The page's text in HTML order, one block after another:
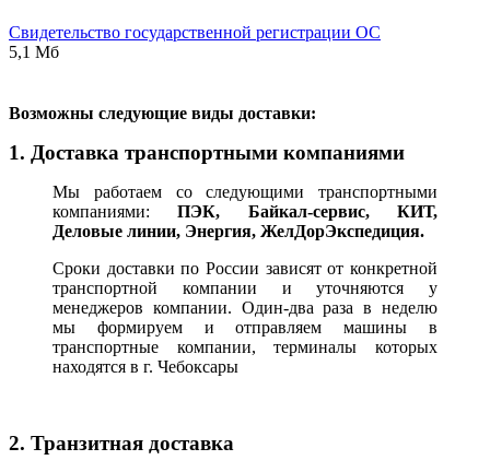
Свидетельство государственной регистрации ОС
5,1 Мб
Возможны следующие виды доставки:
1. Доставка транспортными компаниями
Мы работаем со следующими транспортными
компаниями:ПЭК, Байкал-сервис, КИТ,
Деловые линии, Энергия, ЖелДорЭкспедиция.
Сроки доставки по России зависят от конкретной
транспортной компании и уточняются у
менеджеров компании. Один-два раза в неделю
мы формируем и отправляем машины в
транспортные компании, терминалы которых
находятся в г. Чебоксары
2. Транзитная доставка